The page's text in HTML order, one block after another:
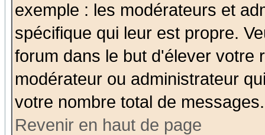
exemple : les modérateurs et
spécifique qui leur est propre.
forum dans le but d'élever votre
modérateur ou administrateur
votre nombre total de messages.
Revenir en haut de page